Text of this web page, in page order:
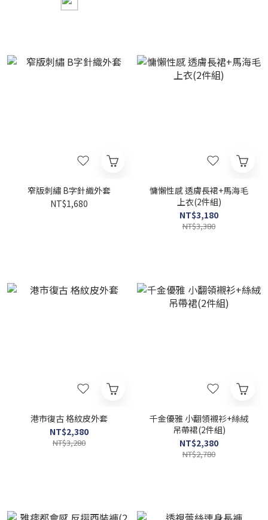
窄版刺繡 B字針織外套
NT$1,680
慵懶性感 透膚長裙+馬海毛
上衣(2件組)
NT$3,180
NT$3,380
港市復古 格紋皮外套
NT$2,380
NT$3,280
千金優雅 小翻領襯衫+絲絨
吊帶裙(2件組)
NT$2,380
NT$2,780